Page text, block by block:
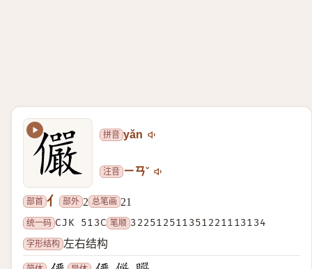
拼音 yǎn
注音 ㄧㄢˇ
部首 亻 部外 2 总笔画 21
统一码 CJK 513C 笔顺 322512511351221113134
字形结构 左右结构